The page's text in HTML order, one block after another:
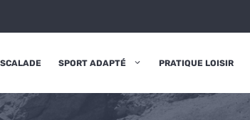
SPORT ADAPTÉ PRATIQUE LOISIR